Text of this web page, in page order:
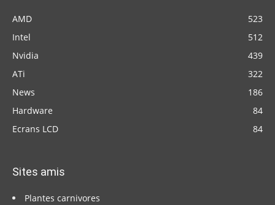
AMD
523
Intel
512
Nvidia
439
ATi
322
News
186
Hardware
84
Ecrans LCD
84
Sites amis
Plantes carnivores